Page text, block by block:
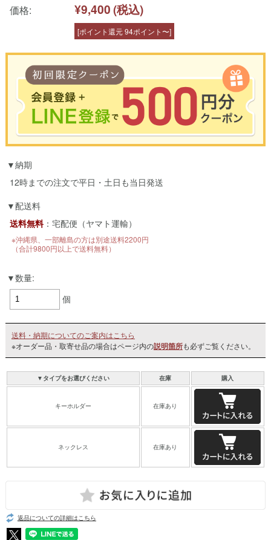
ット供養 骨入れ 骨 終活 可愛い 天使ママ
価格: ¥9,400(税込)
[ポイント還元 94ポイント〜]
LINEのアカウントを使って簡単に会員登録＆ログインすることも可能です。
納期
12時までの注文で平日・土日も当日発送
配送料
送料無料：宅配便（ヤマト運輸）
※沖縄県、一部離島の方は別途送料2200円
（合計9800円以上で送料無料）
数量:
個
送料・納期についてのご案内はこちら
※オーダー品・取寄せ品の場合はページ内の説明箇所も必ずご覧ください。
▼タイプをお選びください 在庫 購入
キーホルダー 在庫あり
ネックレス 在庫あり
返品についての詳細はこちら